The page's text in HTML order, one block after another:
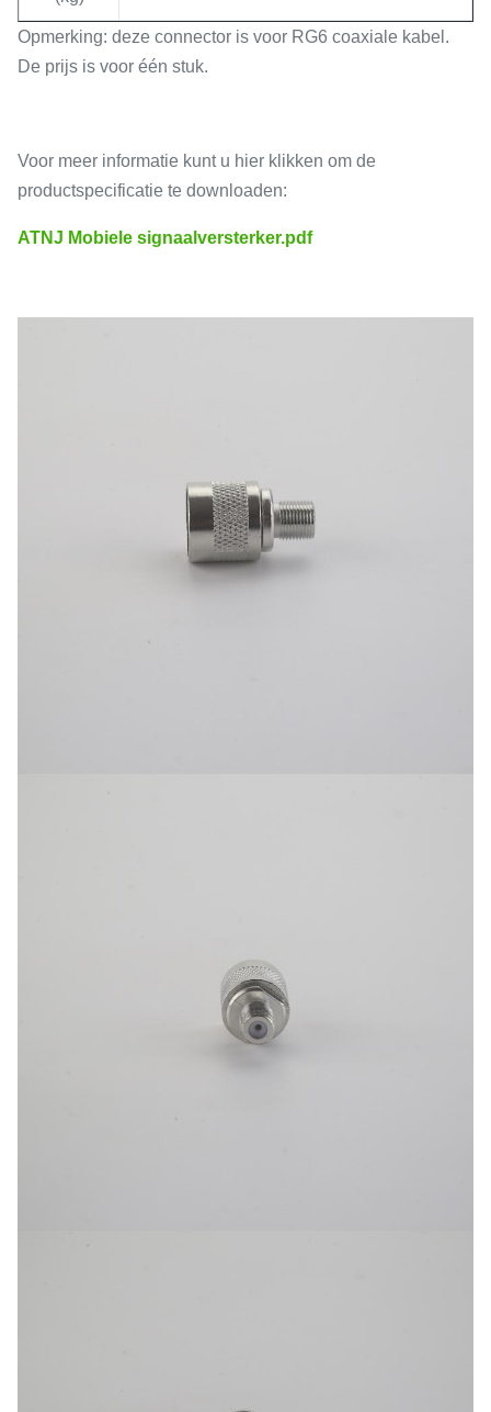
Opmerking: deze connector is voor RG6 coaxiale kabel.
De prijs is voor één stuk.
Voor meer informatie kunt u hier klikken om de
productspecificatie te downloaden:
ATNJ Mobiele signaalversterker.pdf